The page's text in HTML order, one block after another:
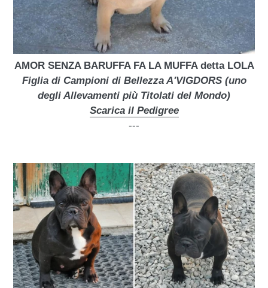
AMOR SENZA BARUFFA FA LA MUFFA detta LOLA
Figlia di Campioni di Bellezza A'VIGDORS (uno
degli Allevamenti più Titolati del Mondo)
Scarica il Pedigree
---